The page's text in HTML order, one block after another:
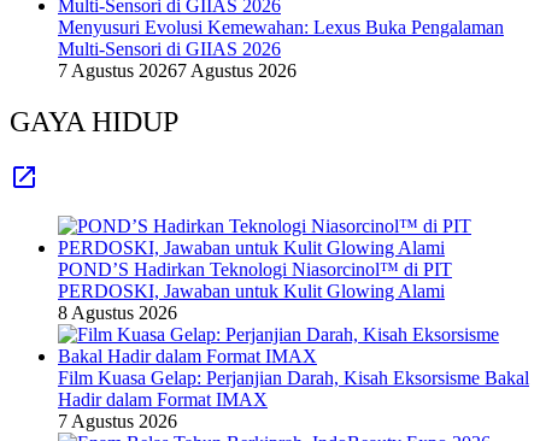
Menyusuri Evolusi Kemewahan: Lexus Buka Pengalaman
Multi-Sensori di GIIAS 2026
7 Agustus 20267 Agustus 2026
GAYA HIDUP
POND’S Hadirkan Teknologi Niasorcinol™ di PIT
PERDOSKI, Jawaban untuk Kulit Glowing Alami
8 Agustus 2026
Film Kuasa Gelap: Perjanjian Darah, Kisah Eksorsisme Bakal
Hadir dalam Format IMAX
7 Agustus 2026